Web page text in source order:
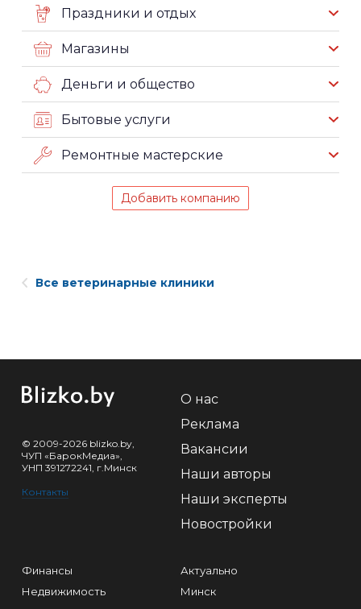
Праздники и отдых
Магазины
Деньги и общество
Бытовые услуги
Ремонтные мастерские
Добавить компанию
Все ветеринарные клиники
© 2009-2026 blizko.by,
ЧУП «БарокМедиа»,
УНП 391272241, г.Минск
Контакты
О нас
Реклама
Вакансии
Наши авторы
Наши эксперты
Новостройки
Финансы
Недвижимость
Актуально
Минск